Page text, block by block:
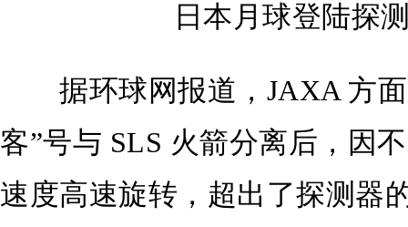
日本月球登陆探
据环球网报道，JAXA 方面
客”号与 SLS 火箭分离后，因
速度高速旋转，超出了探测器